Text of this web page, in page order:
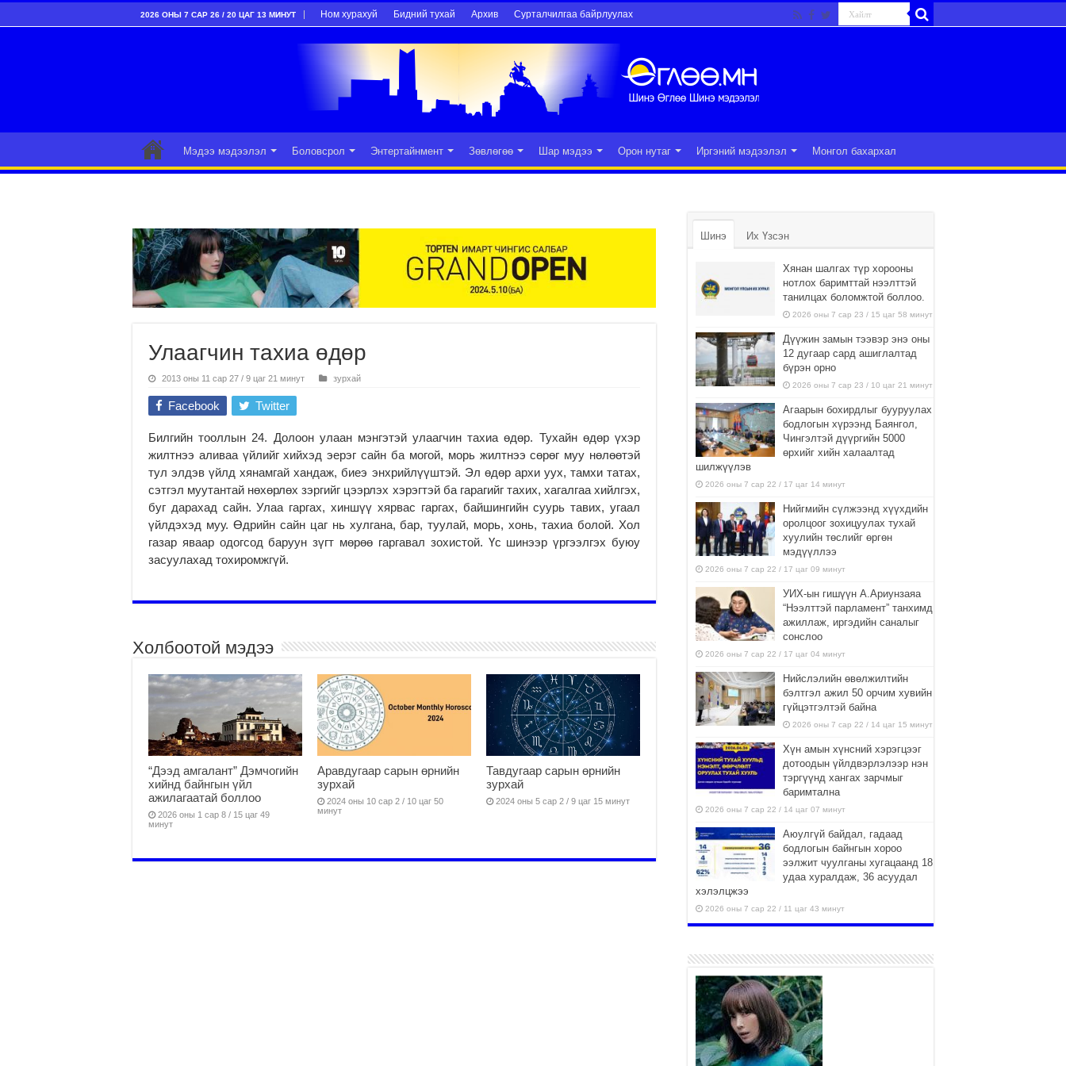
2026 ОНЫ 7 САР 26 / 20 ЦАГ 13 МИНУТ Ном хурахуй Бидний тухай Архив Сурталчилгаа байрлуулах
Мэдээ мэдээлэл Боловсрол Энтертайнмент Зөвлөгөө Шар мэдээ Орон нутаг Иргэний мэдээлэл Монгол бахархал
Улаагчин тахиа өдөр
2013 оны 11 сар 27 / 9 цаг 21 минут зурхай
Facebook Twitter
Билгийн тооллын 24. Долоон улаан мэнгэтэй улаагчин тахиа өдөр. Тухайн өдөр үхэр
жилтнээ аливаа үйлийг хийхэд эерэг сайн ба могой, морь жилтнээ сөрөг муу нөлөөтэй
тул элдэв үйлд хянамгай хандаж, биеэ энхрийлүүштэй. Эл өдөр архи уух, тамхи татах,
сэтгэл муутантай нөхөрлөх зэргийг цээрлэх хэрэгтэй ба гарагийг тахих, хагалгаа хийлгэх,
буг дарахад сайн. Улаа гаргах, хиншүү хярвас гаргах, байшингийн суурь тавих, угаал
үйлдэхэд муу. Өдрийн сайн цаг нь хулгана, бар, туулай, морь, хонь, тахиа болой. Хол
газар яваар одогсод баруун зүгт мөрөө гаргавал зохистой. Үс шинээр үргээлгэх буюу
засуулахад тохиромжгүй.
Холбоотой мэдээ
“Дээд амгалант” Дэмчогийн
хийнд байнгын үйл
ажилагаатай боллоо
2026 оны 1 сар 8 / 15 цаг 49
минут
Аравдугаар сарын өрнийн
зурхай
2024 оны 10 сар 2 / 10 цаг 50
минут
Тавдугаар сарын өрнийн
зурхай
2024 оны 5 сар 2 / 9 цаг 15 минут
Шинэ Их Үзсэн
Хянан шалгах түр хорооны
нотлох баримттай нээлттэй
танилцах боломжтой боллоо.
2026 оны 7 сар 23 / 15 цаг 58 минут
Дүүжин замын тээвэр энэ оны
12 дугаар сард ашиглалтад
бүрэн орно
2026 оны 7 сар 23 / 10 цаг 21 минут
Агаарын бохирдлыг бууруулах
бодлогын хүрээнд Баянгол,
Чингэлтэй дүүргийн 5000
өрхийг хийн халаалтад
шилжүүлэв
2026 оны 7 сар 22 / 17 цаг 14 минут
Нийгмийн сүлжээнд хүүхдийн
оролцоог зохицуулах тухай
хуулийн төслийг өргөн
мэдүүллээ
2026 оны 7 сар 22 / 17 цаг 09 минут
УИХ-ын гишүүн А.Ариунзаяа
“Нээлттэй парламент” танхимд
ажиллаж, иргэдийн саналыг
сонслоо
2026 оны 7 сар 22 / 17 цаг 04 минут
Нийслэлийн өвөлжилтийн
бэлтгэл ажил 50 орчим хувийн
гүйцэтгэлтэй байна
2026 оны 7 сар 22 / 14 цаг 15 минут
Хүн амын хүнсний хэрэгцээг
дотоодын үйлдвэрлэлээр нэн
тэргүүнд хангах зарчмыг
баримтална
2026 оны 7 сар 22 / 14 цаг 07 минут
Аюулгүй байдал, гадаад
бодлогын байнгын хороо
ээлжит чуулганы хугацаанд 18
удаа хуралдаж, 36 асуудал
хэлэлцжээ
2026 оны 7 сар 22 / 11 цаг 43 минут
боломжтой-Хүүхэд хөгжүүлэх
төв” байгуулах төсөлд төр,
хувийн хэвшлийн түншлэлийн хүрээнд хамтран
ажиллахыг урьж байна
2026 оны 7 сар 22 / 9 цаг 28 минут
Б.Пүрэвдагва: “Урт цагаан”-ыг
залуучууд чөлөөт цагаа